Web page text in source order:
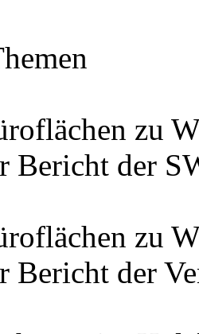
zu
Bericht der
zu
Bericht der